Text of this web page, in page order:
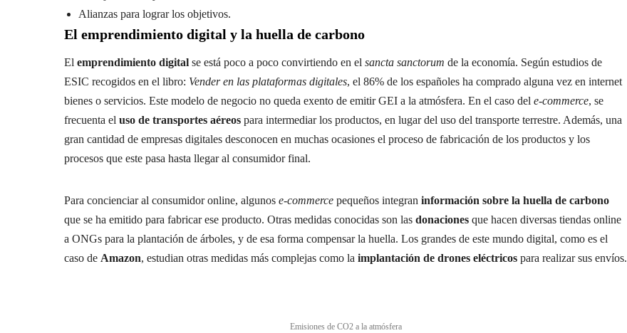
Alianzas para lograr los objetivos.
El emprendimiento digital y la huella de carbono
El emprendimiento digital se está poco a poco convirtiendo en el sancta sanctorum de la economía. Según estudios de
ESIC recogidos en el libro: Vender en las plataformas digitales, el 86% de los españoles ha comprado alguna vez en internet
bienes o servicios. Este modelo de negocio no queda exento de emitir GEI a la atmósfera. En el caso del e-commerce, se
frecuenta el uso de transportes aéreos para intermediar los productos, en lugar del uso del transporte terrestre. Además, una
gran cantidad de empresas digitales desconocen en muchas ocasiones el proceso de fabricación de los productos y los
procesos que este pasa hasta llegar al consumidor final.
Para concienciar al consumidor online, algunos e-commerce pequeños integran información sobre la huella de carbono
que se ha emitido para fabricar ese producto. Otras medidas conocidas son las donaciones que hacen diversas tiendas online
a ONGs para la plantación de árboles, y de esa forma compensar la huella. Los grandes de este mundo digital, como es el
caso de Amazon, estudian otras medidas más complejas como la implantación de drones eléctricos para realizar sus envíos.
Emisiones de CO2 a la atmósfera